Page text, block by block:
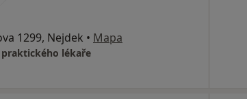
1299, Nejdek • Mapa
lékaře